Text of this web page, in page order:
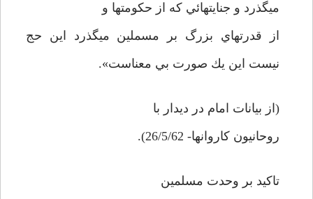
مي­گذرد و جنايتهائي كه از حكومتها و
از قدرتهاي بزرگ بر مسملين مي­گذرد اين حج
نيست اين يك صورت بي معناست».
(از بيانات امام در ديدار با
روحانيون كاروانها- 26/5/62).
تاكيد بر وحدت مسلمين